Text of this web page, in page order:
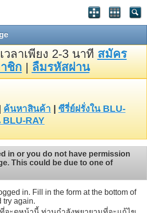
ลาเพียง 2-3 นาที สมัคร
ชิก | ลืมรหัสผ่าน
ค้นหาสินค้า
ซีรี่ย์ฝรั่งใน BLU-
BLU-RAY
in or you do not have permission
This could be due to one of
in. Fill in the form at the bottom of
try again.